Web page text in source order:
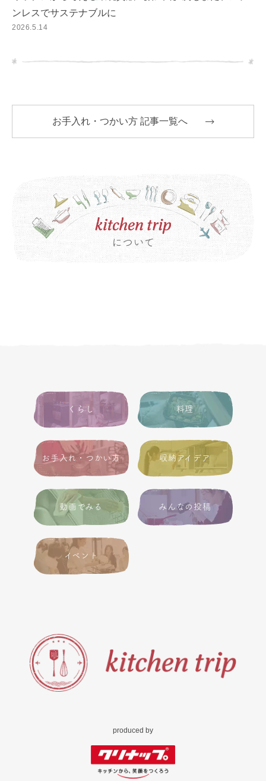
ンレスでサステナブルに
2026.5.14
お手入れ・つかい方 記事一覧へ
くらし 料理
お手入れ・つかい方 収納アイデア
動画でみる みんなの投稿
イベント
produced by